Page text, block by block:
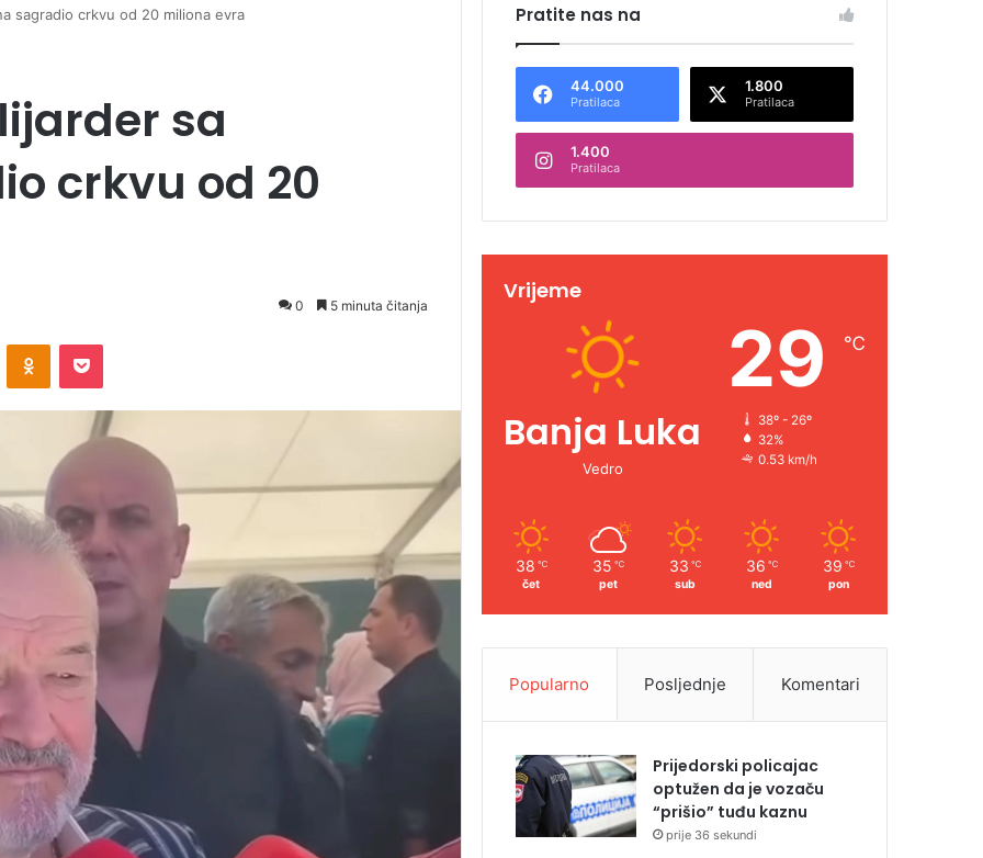
sagradio crkvu od 20 miliona evra
sa
crkvu od 20
0 5 minuta čitanja
Pratite nas na
44.000
Pratilaca
1.800
Pratilaca
1.400
Pratilaca
Vrijeme
Banja Luka
Vedro
29 ℃
38º - 26º
32%
0.53 km/h
38 ℃
čet
35 ℃
pet
33 ℃
sub
36 ℃
ned
39 ℃
pon
Popularno Posljednje Komentari
Prijedorski policajac
optužen da je vozaču
“prišio” tuđu kaznu
prije 36 sekundi